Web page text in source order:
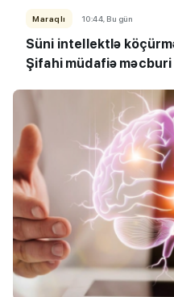
Maraqlı 10:44, Bu gün
Süni intellektlə
Şifahi müdafiə